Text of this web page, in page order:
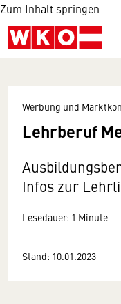
Zum Inhalt springen
Werbung und
Lehrberuf
Infos zur
Lesedauer: 1 Minute
Stand: 10.01.2023